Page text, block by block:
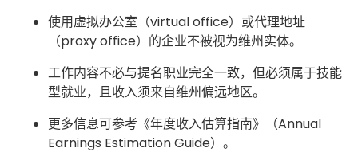
使用虚拟办公室（virtual office）或代理地址
（proxy office）的企业不被视为维州实体。
工作内容不必与提名职业完全一致，但必须属于技能
型就业，且收入须来自维州偏远地区。
更多信息可参考《年度收入估算指南》（Annual
Earnings Estimation Guide）。